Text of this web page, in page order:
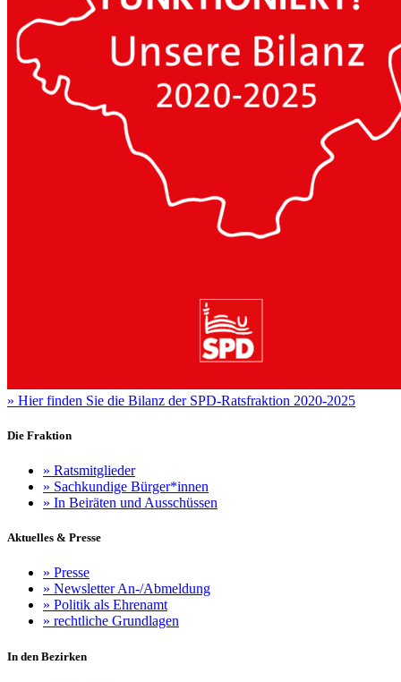
» Hier finden Sie die Bilanz der SPD-Ratsfraktion 2020-2025
Die Fraktion
» Ratsmitglieder
» Sachkundige Bürger*innen
» In Beiräten und Ausschüssen
Aktuelles & Presse
» Presse
» Newsletter An-/Abmeldung
» Politik als Ehrenamt
» rechtliche Grundlagen
In den Bezirken